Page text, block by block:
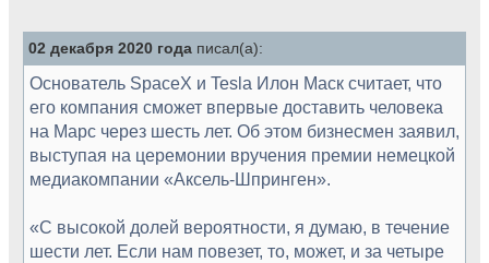
02 декабря 2020 года писал(а):
Основатель SpaceX и Tesla Илон Маск считает, что
его компания сможет впервые доставить человека
на Марс через шесть лет. Об этом бизнесмен заявил,
выступая на церемонии вручения премии немецкой
медиакомпании «Аксель-Шпринген».
«С высокой долей вероятности, я думаю, в течение
шести лет. Если нам повезет, то, может, и за четыре